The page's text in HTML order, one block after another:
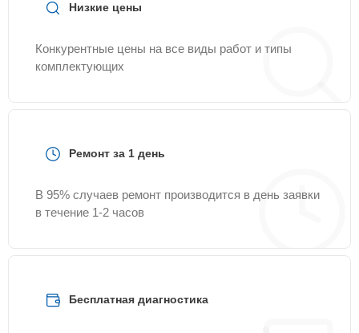
Низкие цены
Конкурентные цены на все виды работ и типы
комплектующих
Ремонт за 1 день
В 95% случаев ремонт производится в день заявки
в течение 1-2 часов
Бесплатная диагностика